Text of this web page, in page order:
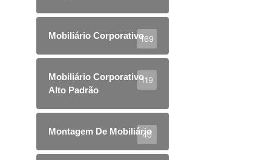
Mobiliário Corporativo169
Mobiliário Corporativo
Alto Padrão
119
Montagem De Mobiliário
40